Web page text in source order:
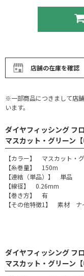
店舗の在庫を確認
※一部商品につきまして店
います。
ダイヤフィッシング
マスカット・グリーン
【カラー】 マスカット・
【糸巻量】 150m
【連結（単品）】 単品
【線径】 0.26mm
【巻き方】 有
【その他特徴1】 素材 ナ
ダイヤフィッシング
マスカット・グリーン